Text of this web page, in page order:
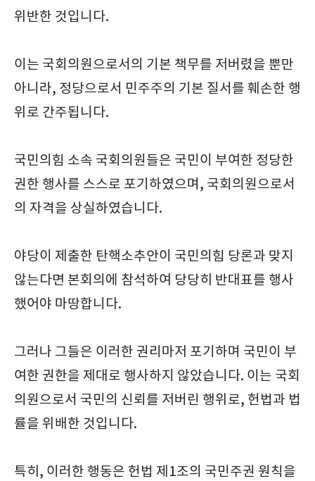
위반한 것입니다.
이는 국회의원으로서의 기본 책무를 저버렸을 뿐만
아니라, 정당으로서 민주주의 기본 질서를 훼손한 행
위로 간주됩니다.
국민의힘 소속 국회의원들은 국민이 부여한 정당한
권한 행사를 스스로 포기하였으며, 국회의원으로서
의 자격을 상실하였습니다.
야당이 제출한 탄핵소추안이 국민의힘 당론과 맞지
않는다면 본회의에 참석하여 당당히 반대표를 행사
했어야 마땅합니다.
그러나 그들은 이러한 권리마저 포기하며 국민이 부
여한 권한을 제대로 행사하지 않았습니다. 이는 국회
의원으로서 국민의 신뢰를 저버린 행위로, 헌법과 법
률을 위배한 것입니다.
특히, 이러한 행동은 헌법 제1조의 국민주권 원칙을